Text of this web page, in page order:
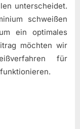
unterscheidet.
schweißen
ein optimales
möchten wir
für